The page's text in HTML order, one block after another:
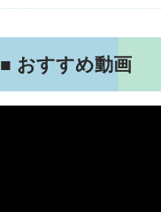
■ おすすめ動画